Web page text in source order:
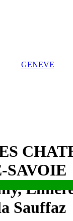
SAVOIE
Sauffaz
GENEVE